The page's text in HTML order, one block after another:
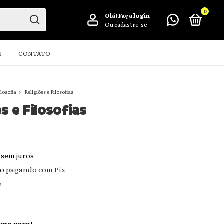
Olá!Faça login
Ou cadastre-se
0
CONTATO
> Religiões e Filosofias
e Filosofias
sem juros
pagando com Pix